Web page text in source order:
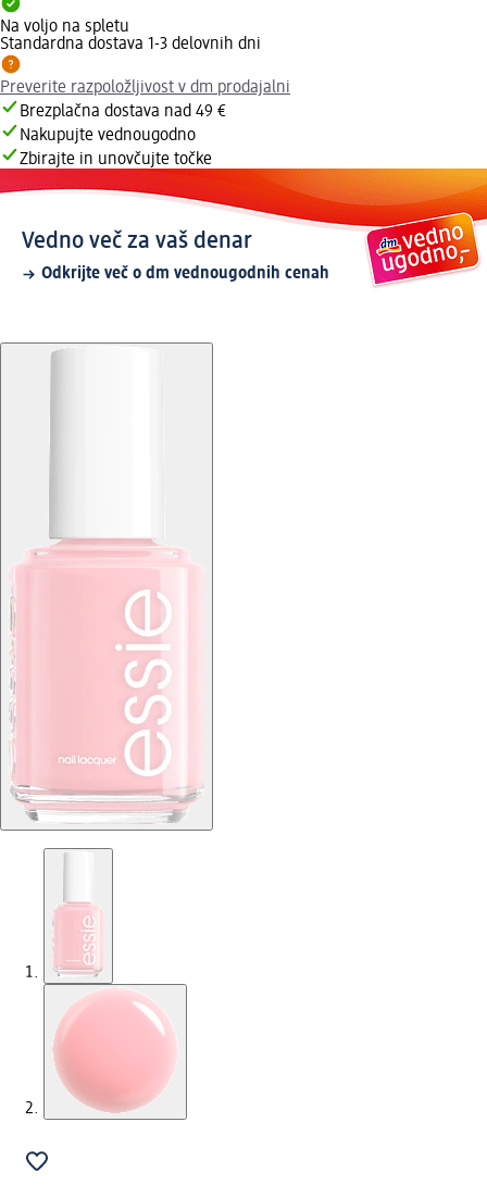
Na voljo na spletu
Standardna dostava 1-3 delovnih dni
Preverite razpoložljivost v dm prodajalni
Brezplačna dostava nad 49 €
Nakupujte vednougodno
Zbirajte in unovčujte točke
Vedno več za vaš denar
Odkrijte več o dm vednougodnih cenah